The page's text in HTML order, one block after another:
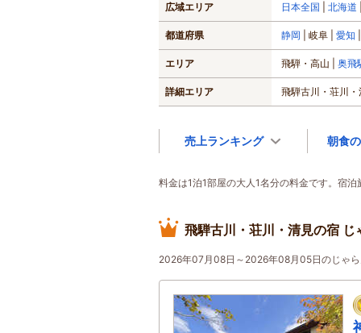
広域エリア 日本全国 北海道
都道府県 静岡 岐阜 愛知
エリア 飛騨・高山 奥飛
詳細エリア 飛騨古川・荘川・
売上ランキング 朝食
料金は1泊1部屋の大人1名分の料金です。宿
飛騨古川・荘川・清見の宿
2026年07月08日～2026年08月05日のじゃ